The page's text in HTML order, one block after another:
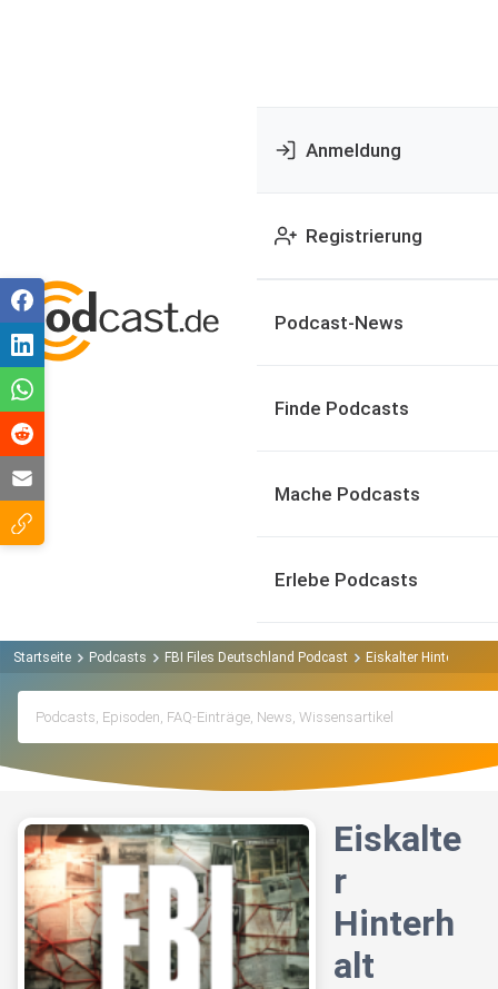
Anmeldung
Registrierung
Podcast-News
Finde Podcasts
Mache Podcasts
Erlebe Podcasts
Startseite Podcasts FBI Files Deutschland Podcast Eiskalter Hinterhalt
Eiskalte
r
Hinterh
alt